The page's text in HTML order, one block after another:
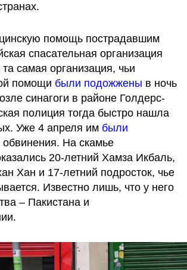
помощь пострадавшим
спасательная организация
самая организация, чьи
помощи были подожжены в ночь
синагоги в районе Голдерс-
полиция тогда быстро нашла
Уже 4 апреля им были
На скамье
20-летний Хамза Икбаль,
Хан и 17-летний подросток, чье
Известно лишь, что у него
– Пакистана и